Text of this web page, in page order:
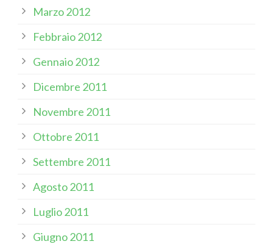
Marzo 2012
Febbraio 2012
Gennaio 2012
Dicembre 2011
Novembre 2011
Ottobre 2011
Settembre 2011
Agosto 2011
Luglio 2011
Giugno 2011